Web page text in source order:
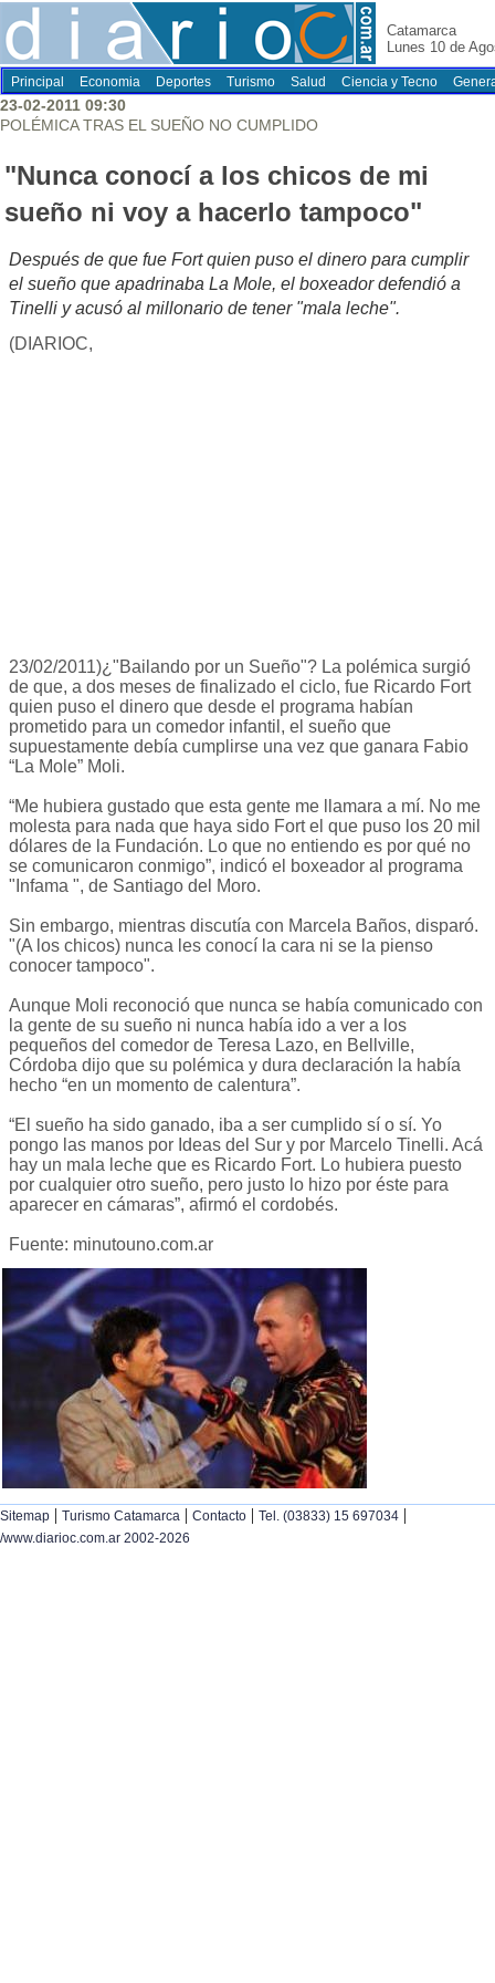
Catamarca
Lunes 10 de
Principal Economia Deportes Turismo Salud Ciencia y Tecno
23-02-2011 09:30
POLÉMICA TRAS EL SUEÑO NO CUMPLIDO
"Nunca conocí a los chicos de mi
sueño ni voy a hacerlo tampoco"
Después de que fue Fort quien puso el dinero para cumplir
el sueño que apadrinaba La Mole, el boxeador defendió a
Tinelli y acusó al millonario de tener "mala leche".
(DIARIOC,
23/02/2011)¿"Bailando por un Sueño"? La polémica surgió
de que, a dos meses de finalizado el ciclo, fue Ricardo Fort
quien puso el dinero que desde el programa habían
prometido para un comedor infantil, el sueño que
supuestamente debía cumplirse una vez que ganara Fabio
“La Mole” Moli.
“Me hubiera gustado que esta gente me llamara a mí. No me
molesta para nada que haya sido Fort el que puso los 20 mil
dólares de la Fundación. Lo que no entiendo es por qué no
se comunicaron conmigo”, indicó el boxeador al programa
"Infama ", de Santiago del Moro.
Sin embargo, mientras discutía con Marcela Baños, disparó.
"(A los chicos) nunca les conocí la cara ni se la pienso
conocer tampoco".
Aunque Moli reconoció que nunca se había comunicado con
la gente de su sueño ni nunca había ido a ver a los
pequeños del comedor de Teresa Lazo, en Bellville,
Córdoba dijo que su polémica y dura declaración la había
hecho “en un momento de calentura”.
“El sueño ha sido ganado, iba a ser cumplido sí o sí. Yo
pongo las manos por Ideas del Sur y por Marcelo Tinelli. Acá
hay un mala leche que es Ricardo Fort. Lo hubiera puesto
por cualquier otro sueño, pero justo lo hizo por éste para
aparecer en cámaras”, afirmó el cordobés.
Fuente: minutouno.com.ar
Sitemap | Turismo Catamarca | Contacto | Tel. (03833) 15 697034 |
/www.diarioc.com.ar 2002-2026